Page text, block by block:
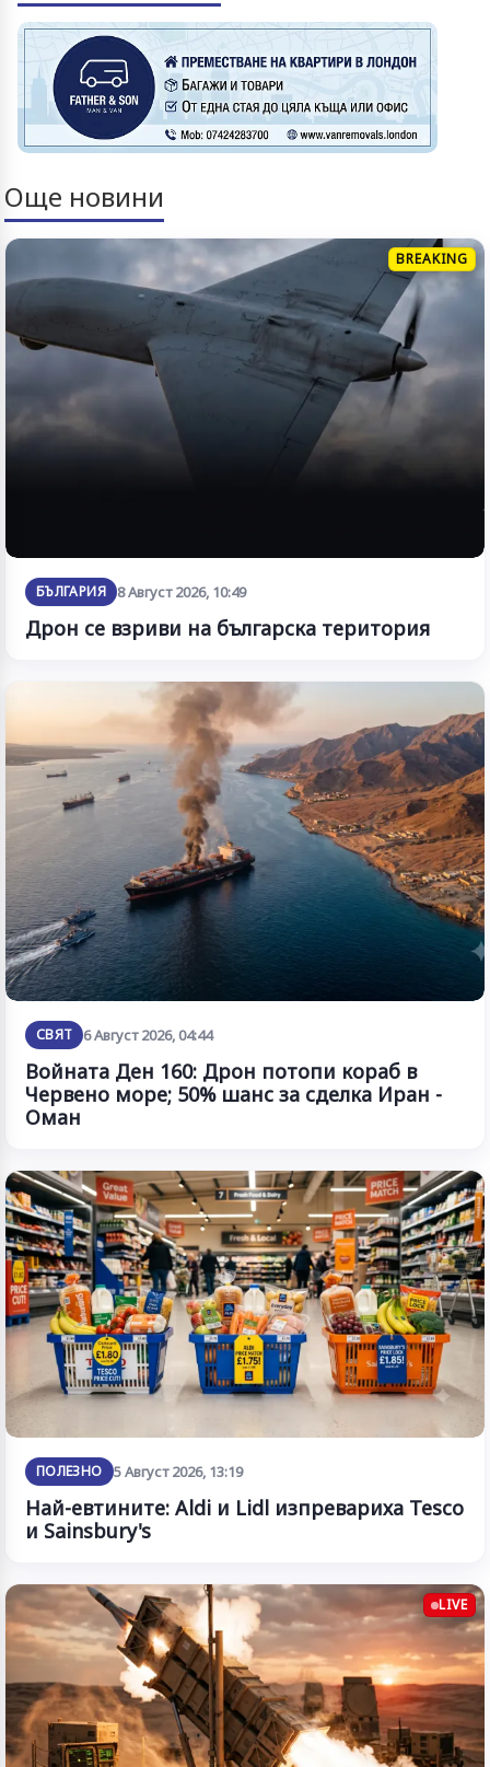
Още новини
BREAKING
БЪЛГАРИЯ 8 Август 2026, 10:49
Дрон се взриви на българска територия
СВЯТ 6 Август 2026, 04:44
Войната Ден 160: Дрон потопи кораб в
Червено море; 50% шанс за сделка Иран -
Оман
ПОЛЕЗНО 5 Август 2026, 13:19
Най-евтините: Aldi и Lidl изпревариха Tesco
и Sainsbury's
LIVE